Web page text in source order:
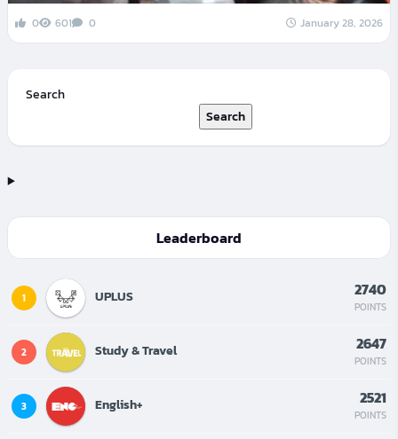
0 601 0 January 28, 2026
Search
Search
Leaderboard
1 UPLUS 2740
POINTS
2 Study & Travel 2647
POINTS
3 English+ 2521
POINTS